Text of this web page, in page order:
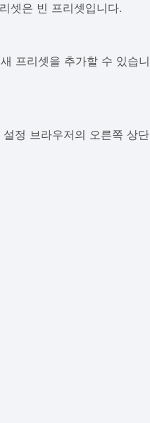
셋은 빈 프리셋입니다.
프리셋을 추가할 수 있습니
정 브라우저의 오른쪽 상단